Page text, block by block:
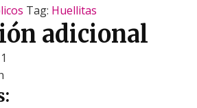
Tag: Huellitas
adicional